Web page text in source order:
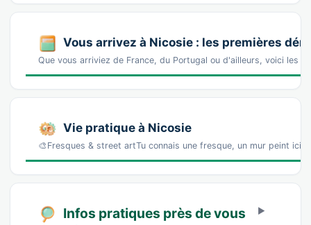
Vous arrivez à Nicosie : les premières
Que vous arriviez de France, du Portugal ou d'ailleurs, voici les
Vie pratique à Nicosie
🎨Fresques & street artTu connais une fresque, un mur peint ici
Infos pratiques près de vous